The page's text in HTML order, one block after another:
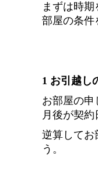
まずは時
部屋の条件
1 お引越し
お部屋の申
月後が契約
逆算してお
う。